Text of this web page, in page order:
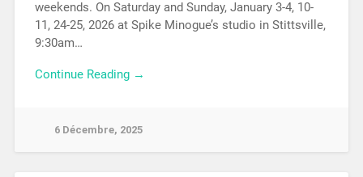
weekends. On Saturday and Sunday, January 3-4, 10-
11, 24-25, 2026 at Spike Minogue’s studio in Stittsville,
9:30am…
Continue Reading →
6 Décembre, 2025